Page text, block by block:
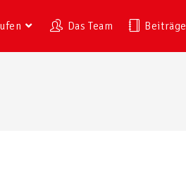
Das Team Beiträge